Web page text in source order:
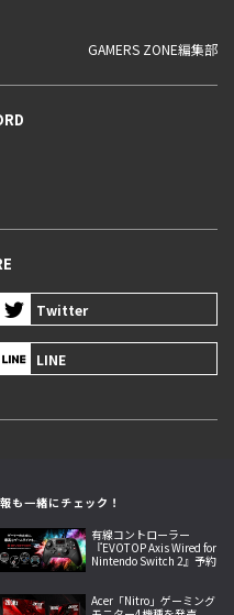
GAMERS ZONE編集部
Twitter
LINE
も一緒にチェック！
有線コントローラー
『EVOTOP Axis Wired for
Nintendo Switch 2』予約
Acer「Nitro」ゲーミング